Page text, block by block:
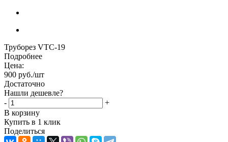
Труборез VTC-19
Подробнее
Цена:
900 руб./шт
Достаточно
Нашли дешевле?
-
+
В корзину
Купить в 1 клик
Поделиться